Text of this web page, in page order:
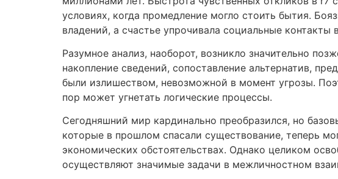
условиях, когда промедление могло стоить бытия.
владений, а счастье упрочивала социальные контакты
Разумное анализ, наоборот, возникло значительно
накопление сведений, сопоставление альтернатив,
были излишеством, невозможной в момент угрозы.
пор может угнетать логические процессы.
Сегодняшний мир кардинально преобразился, но
которые в прошлом спасали существование, теперь
экономических обстоятельствах. Однако целиком
осуществляют значимые задачи в межличностном